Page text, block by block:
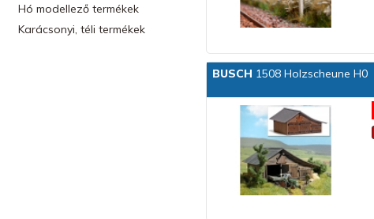
Hó modellező termékek
Karácsonyi, téli termékek
BUSCH 1508 Holzscheune H0